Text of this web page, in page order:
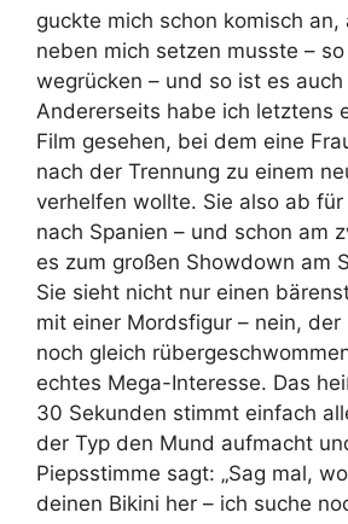
guckte mich schon komisch an,
neben mich setzen musste –
wegrücken – und so ist es
Andererseits habe ich letztens
Film gesehen, bei dem eine
nach der Trennung zu einem
verhelfen wollte. Sie also ab für
nach Spanien – und schon am
es zum großen Showdown am
Sie sieht nicht nur einen
mit einer Mordsfigur – nein, der
noch gleich
echtes Mega-Interesse. Das
30 Sekunden stimmt einfach
der Typ den Mund aufmacht
Piepsstimme sagt: „Sag mal,
deinen Bikini her – ich suche